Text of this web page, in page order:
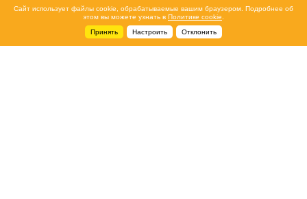
Сайт использует файлы cookie, обрабатываемые вашим браузером. Подробнее об
этом вы можете узнать в Политике cookie
Принять
Настроить Отклонить